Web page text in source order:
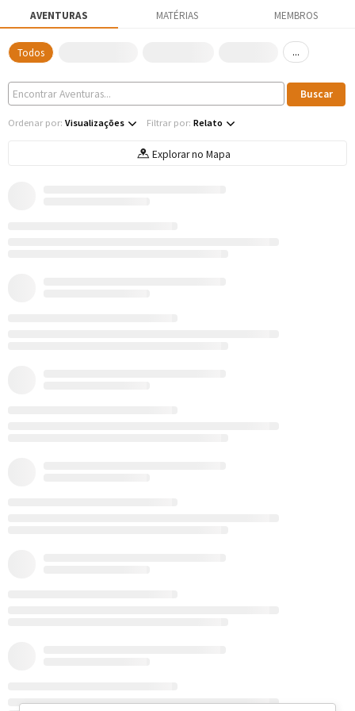
AVENTURAS MATÉRIAS MEMBROS
Todos ...
Ordenar por: Visualizações Filtrar por: Relato
Explorar no Mapa